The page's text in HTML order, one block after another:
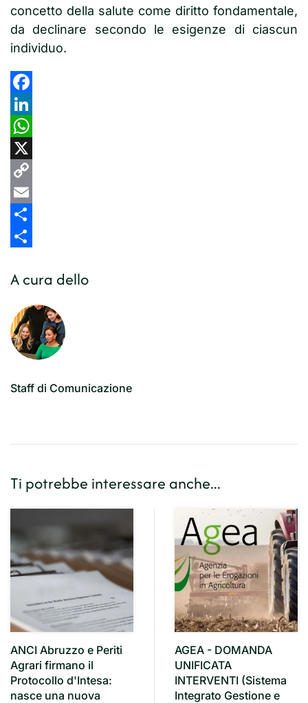
concetto della salute come diritto fondamentale,
da declinare secondo le esigenze di ciascun
individuo.
Facebook
LinkedIn
WhatsApp
X
Copy
Link
Email
Share
A cura dello
Staff di Comunicazione
Ti potrebbe interessare anche...
ANCI Abruzzo e Periti
Agrari firmano il
Protocollo d'Intesa:
nasce una nuova
AGEA - DOMANDA
UNIFICATA
INTERVENTI (Sistema
Integrato Gestione e